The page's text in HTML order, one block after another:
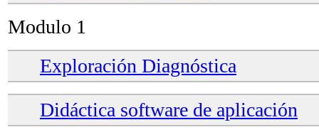
Modulo 1
Exploración Diagnóstica
Didáctica software de aplicación